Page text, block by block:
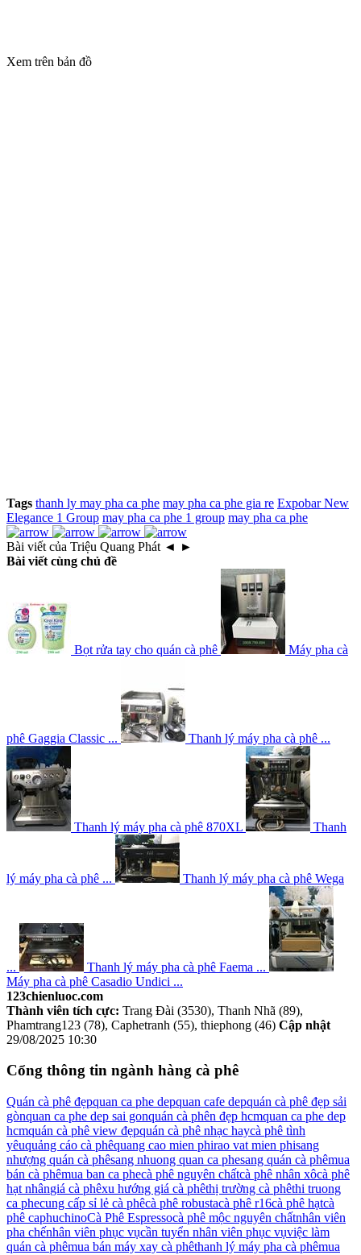
Xem trên bản đồ
Tags thanh ly may pha ca phe may pha ca phe gia re Expobar New
Elegance 1 Group may pha ca phe 1 group may pha ca phe
Bài viết của Triệu Quang Phát ◄ ►
Bài viết cùng chủ đề
Bọt rửa tay cho quán cà phê Máy pha cà
phê Gaggia Classic ... Thanh lý máy pha cà phê ...
Thanh lý máy pha cà phê 870XL Thanh
lý máy pha cà phê ... Thanh lý máy pha cà phê Wega
...
Thanh lý máy pha cà phê Faema ...
Máy pha cà phê Casadio Undici ...
123chienluoc.com
Thành viên tích cực: Trang Đài (3530), Thanh Nhã (89),
Phamtrang123 (78), Caphetranh (55), thiephong (46) Cập nhật
29/08/2025 10:30
Cổng thông tin ngành hàng cà phê
Quán cà phê đẹpquan ca phe depquan cafe depquán cà phê đẹp sải
gònquan ca phe dep sai gonquán cà phên đẹp hcmquan ca phe dep
hcmquán cà phê view đẹpquán cà phê nhạc haycà phê tình
yêuquảng cáo cà phêquang cao mien phirao vat mien phisang
nhượng quán cà phêsang nhuong quan ca phesang quán cà phêmua
bán cà phêmua ban ca phecà phê nguyên chấtcà phê nhân xôcà phê
hạt nhângiá cà phêxu hướng giá cà phêthị trường cà phêthi truong
ca phecung cấp sỉ lẻ cà phêcà phê robustacà phê r16cà phê hạtcà
phê caphuchinoCà Phê Espressocà phê mộc nguyên chấtnhân viên
pha chếnhân viên phục vụcần tuyển nhân viên phục vụviệc làm
quán cà phêmua bán máy xay cà phêthanh lý máy pha cà phêmua